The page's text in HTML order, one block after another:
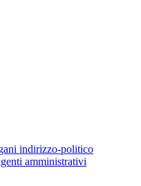
indirizzo-politico
amministrativi